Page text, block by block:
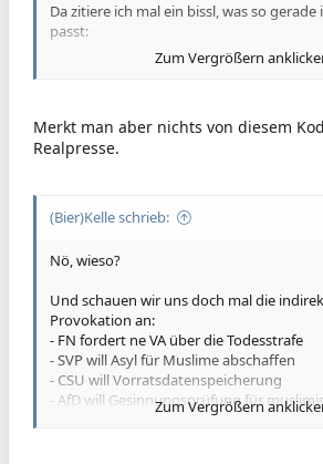
Da zitiere ich mal ein bissl, was so
passt:
10. Religion und Weltanschauung
Zugehörigkeit der Verdächtigen oder
ethnischen oder anderen Minderheiten
wenn für das Verständnis des berichteten
begründbarer Sachbezug besteht.
beachten, dass die Erwähnung Vorurteile
Minderheiten schüren könnte.
13. Unschuldsvermutung
Die Berichterstattung über
Strafverfahren und sonstige förmliche
von Vorurteilen erfolgen. Der Grundsatz
Zum Vergrößern
Merkt man aber nichts von diesem
Realpresse.
(Bier)Kelle schrieb:
Nö, wieso?
Und schauen wir uns doch mal die
Provokation an:
- FN fordert ne VA über die Todesstrafe
- SVP will Asyl für Muslime abschaffen
- CSU will Vorratsdatenspeicherung
- AfD will Gesinnungsprüfung für
Zum Vergrößern